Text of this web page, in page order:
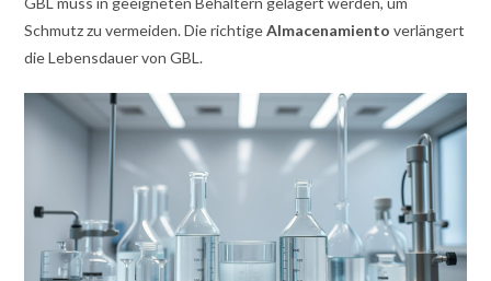
Schmutz zu vermeiden. Die richtigeAlmacenamiento verlängert
die Lebensdauer von GBL.